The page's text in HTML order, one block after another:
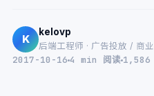
K
kelovp
后端工程师 · 广告投放 / 商
2017-10-16 4 min 阅读 1,586